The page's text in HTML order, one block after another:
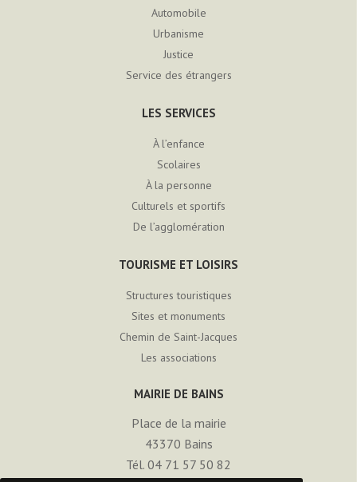
Automobile
Urbanisme
Justice
Service des étrangers
LES SERVICES
À l’enfance
Scolaires
À la personne
Culturels et sportifs
De l’agglomération
TOURISME ET LOISIRS
Structures touristiques
Sites et monuments
Chemin de Saint-Jacques
Les associations
MAIRIE DE BAINS
Place de la mairie
43370 Bains
Tél. 04 71 57 50 82